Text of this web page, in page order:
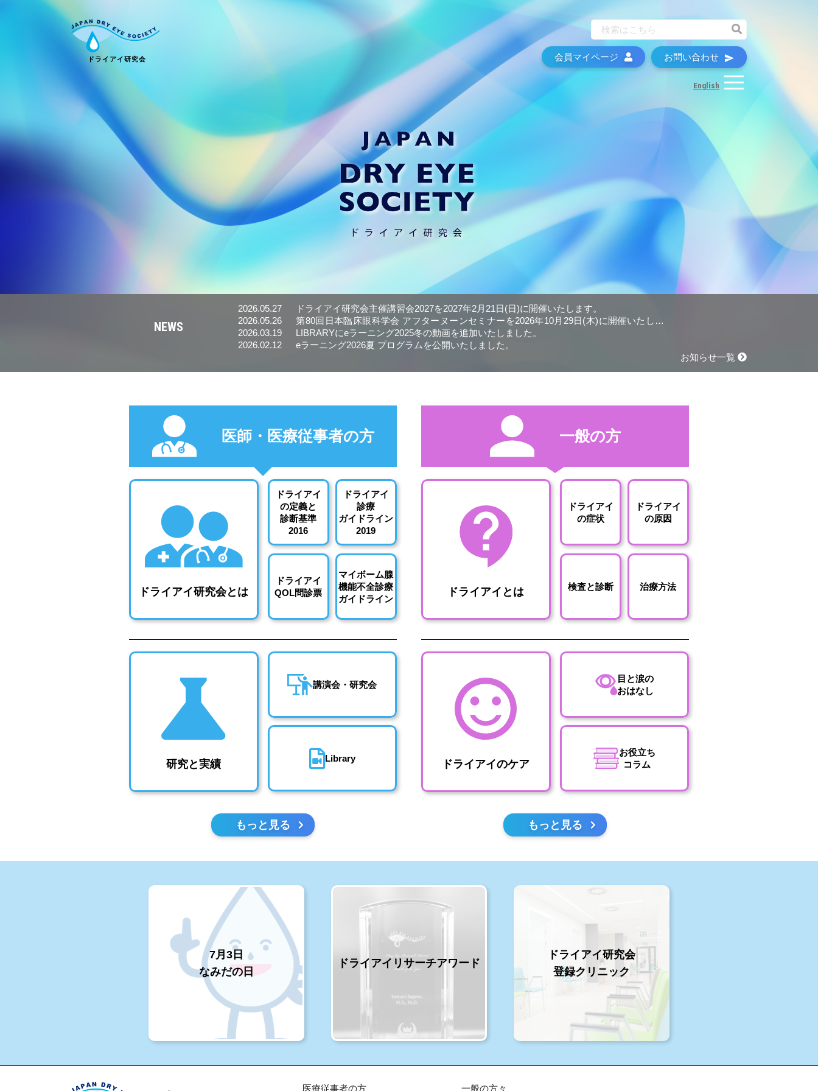
会員マイページ お問い合わせ
English
NEWS
2026.05.27
ドライアイ研究会主催講習会2027を2027年2月21日(日)に開催いたします。
2026.05.26
第80回日本臨床眼科学会 アフターヌーンセミナーを2026年10月29日(木)に開催いたしま
す。
2026.03.19
LIBRARYにeラーニング2025冬の動画を追加いたしました。
2026.02.12
eラーニング2026夏 プログラムを公開いたしました。
お知らせ一覧
医師・医療従事者の方
ドライアイ研究会とは
ドライアイ
の定義と
診断基準
2016
ドライアイ
診療
ガイドライン
2019
ドライアイ
QOL問診票
マイボーム腺
機能不全診療
ガイドライン
研究と実績
講演会・研究会
Library
もっと見る
一般の方
ドライアイとは
ドライアイ
の症状
ドライアイ
の原因
検査と診断 治療方法
ドライアイのケア
目と涙の
おはなし
お役立ち
コラム
もっと見る
7月3日
なみだの日
ドライアイリサーチアワード
ドライアイ研究会
登録クリニック
医療従事者の方 一般の方々